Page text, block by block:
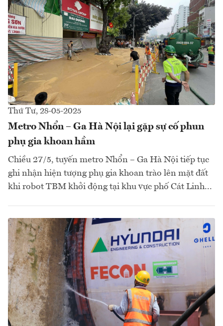
Thứ Tư, 28-05-2025
Metro Nhổn – Ga Hà Nội lại gặp sự cố phun
phụ gia khoan hầm
Chiều 27/5, tuyến metro Nhổn – Ga Hà Nội tiếp tục
ghi nhận hiện tượng phụ gia khoan trào lên mặt đất
khi robot TBM khởi động tại khu vực phố Cát Linh...